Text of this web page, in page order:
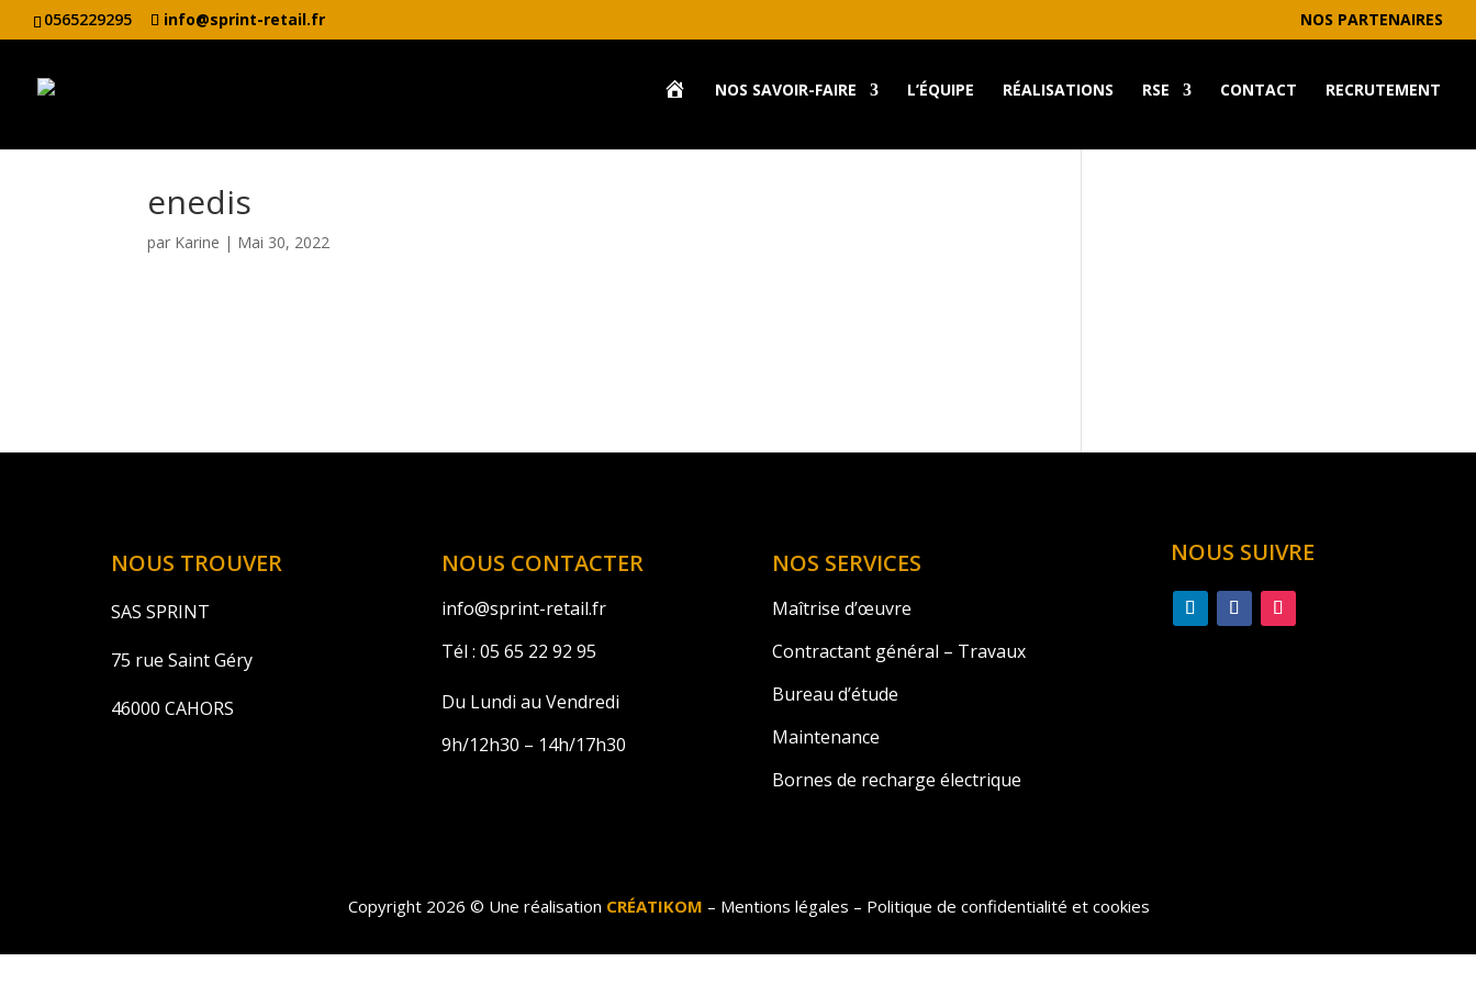
0565229295 info@sprint-retail.fr NOS PARTENAIRES
E
NOS SAVOIR-FAIRE L’ÉQUIPE RÉALISATIONS RSE CONTACT RECRUTEMENT
enedis
par Karine | Mai 30, 2022
NOUS TROUVER
SAS SPRINT
75 rue Saint Géry
46000 CAHORS
NOUS CONTACTER
info@sprint-retail.fr
Tél : 05 65 22 92 95
Du Lundi au Vendredi
9h/12h30 – 14h/17h30
NOS SERVICES
Maîtrise d’œuvre
Contractant général – Travaux
Bureau d’étude
Maintenance
Bornes de recharge électrique
NOUS SUIVRE
Copyright 2026 © Une réalisation CRÉATIKOM – Mentions légales – Politique de confidentialité et cookies